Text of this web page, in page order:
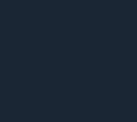
для «усиление ради
зона спам-политик.
контроль качества
ориентированный на
и избегаем практик,